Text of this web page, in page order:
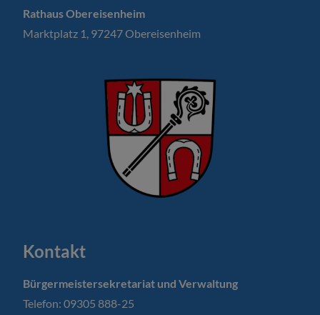
Rathaus Obereisenheim
Marktplatz 1, 97247 Obereisenheim
Kontakt
Bürgermeistersekretariat und Verwaltung
Telefon: 09305 888-25